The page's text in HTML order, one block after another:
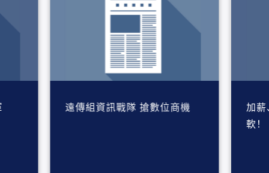
遠傳組資訊戰隊 搶數位商機
加
軟